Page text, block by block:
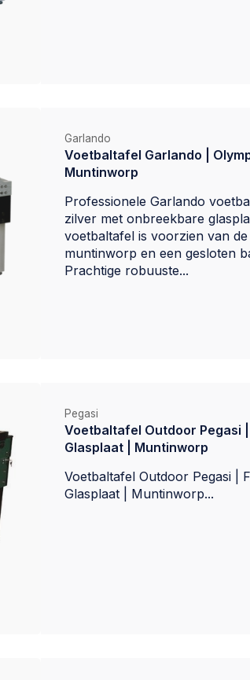
Garlando
Voetbaltafel Garlando |
Muntinworp
Professionele Garlando
zilver met onbreekbare
voetbaltafel is voorzien van
muntinworp en een gesloten
Prachtige robuuste...
Pegasi
Voetbaltafel Outdoor Pegasi |
Glasplaat | Muntinworp
Voetbaltafel Outdoor Pegasi |
Glasplaat | Muntinworp...